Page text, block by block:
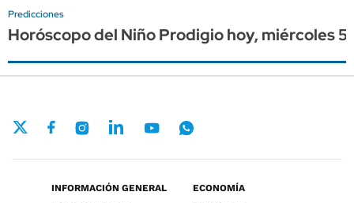
Predicciones
Horóscopo del Niño Prodigio hoy, miércoles
INFORMACIÓN GENERAL
ECONOMÍA